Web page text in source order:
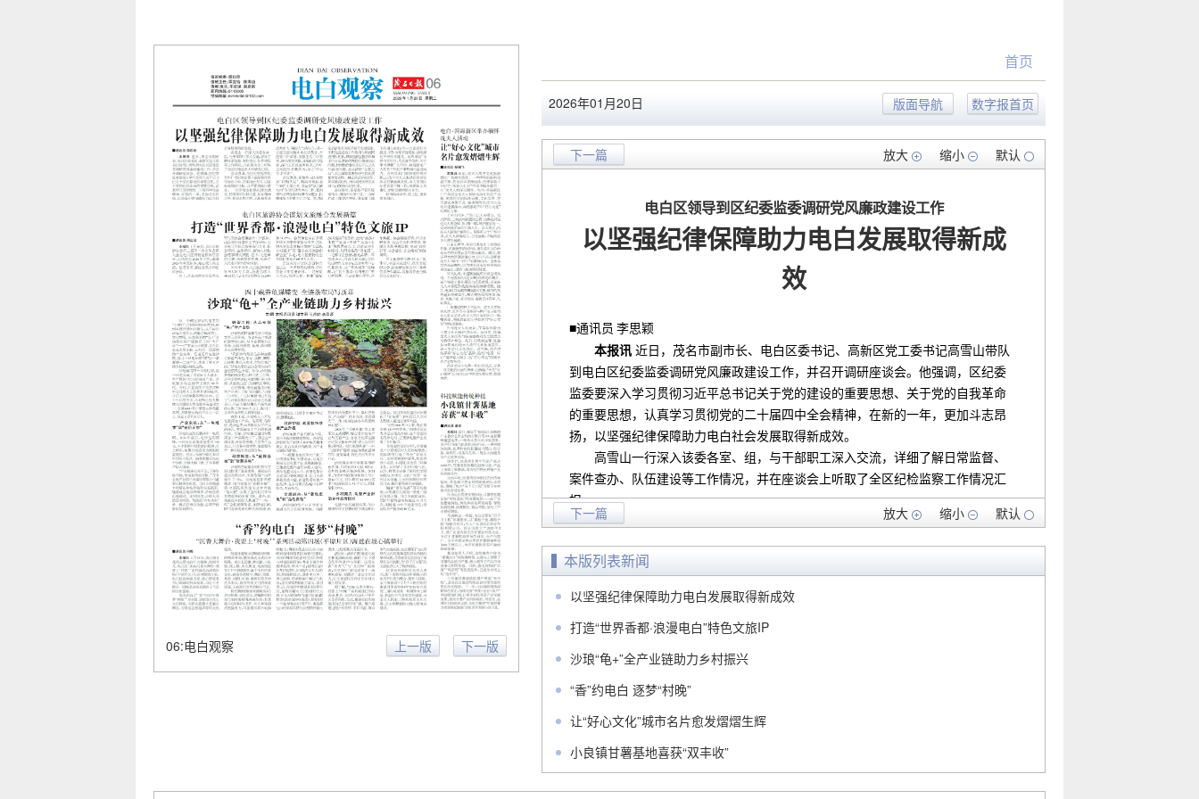
06:电白观察 上一版 下一版
首页
2026年01月20日 版面导航 数字报首页
下一篇 放大 缩小 默认
电白区领导到区纪委监委调研党风廉政建设工作
以坚强纪律保障助力电白发展取得新成
效
■通讯员 李思颖
本报讯 近日，茂名市副市长、电白区委书记、高新区党工委书记高雪山带队
到电白区纪委监委调研党风廉政建设工作，并召开调研座谈会。他强调，区纪委
监委要深入学习贯彻习近平总书记关于党的建设的重要思想、关于党的自我革命
的重要思想，认真学习贯彻党的二十届四中全会精神，在新的一年，更加斗志昂
扬，以坚强纪律保障助力电白社会发展取得新成效。
高雪山一行深入该委各室、组，与干部职工深入交流，详细了解日常监督、
案件查办、队伍建设等工作情况，并在座谈会上听取了全区纪检监察工作情况汇
报。
会议强调，全区纪检监察机关和广大纪检监察干部要始终坚守政治立场、把
牢政治方向，以高标准锚定目标、以严要求践行使命。一方面常态化强化理论武
装，持续筑牢信仰之基、补足精神之钙、把稳思想之舵，不断提升政治判断力、
当、积极作为，全力“作表率、作标杆”。
会议强调，要始终与区委发展“同频共振”，精准聚焦区委“1382”工作任务、省
准发力护航中心工作。要以健全监督体系为抓手提升治理效能，不断完善巡察工
作格局与风腐同查同治机制，积极创新监督思路和工作方法，精准聚焦民生领域
败乱象阻碍电白高质量发展进程。通过层层压实责任、筑牢廉洁防线，为区域发
下一篇 放大 缩小 默认
本版列表新闻
以坚强纪律保障助力电白发展取得新成效
打造“世界香都·浪漫电白”特色文旅IP
沙琅“龟+”全产业链助力乡村振兴
“香”约电白 逐梦“村晚”
让“好心文化”城市名片愈发熠熠生辉
小良镇甘薯基地喜获“双丰收”